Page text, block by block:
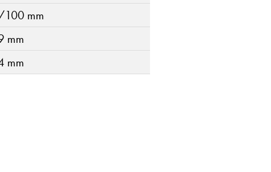
mm
mm
mm